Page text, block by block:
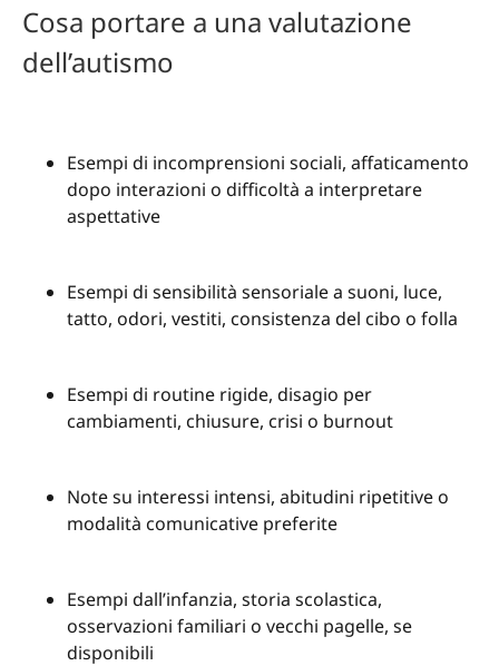
Cosa portare a una valutazione
dell’autismo
Esempi di incomprensioni sociali, affaticamento
dopo interazioni o difficoltà a interpretare
aspettative
Esempi di sensibilità sensoriale a suoni, luce,
tatto, odori, vestiti, consistenza del cibo o folla
Esempi di routine rigide, disagio per
cambiamenti, chiusure, crisi o burnout
Note su interessi intensi, abitudini ripetitive o
modalità comunicative preferite
Esempi dall’infanzia, storia scolastica,
osservazioni familiari o vecchi pagelle, se
disponibili